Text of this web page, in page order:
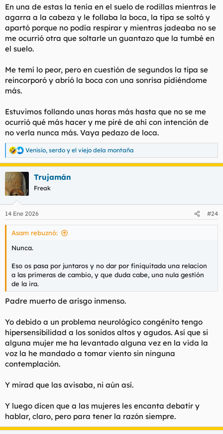
En una de estas la tenía en el suelo de rodillas mientras le
agarra a la cabeza y le follaba la boca, la tipa se soltó y
apartó porque no podía respirar y mientras jadeaba no se
me ocurrió otra que soltarle un guantazo que la tumbé en
el suelo.
Me temí lo peor, pero en cuestión de segundos la tipa se
reincorporó y abrió la boca con una sonrisa pidiéndome
más.
Estuvimos follando unas horas más hasta que no se me
ocurrió qué más hacer y me piré de ahí con intención de
no verla nunca más. Vaya pedazo de loca.
R
e
a
c
c
i
e
s
Venisio, serdo y el viejo dela montaña
Trujamán
Freak
14 Ene 2026 #24
Asam rebuznó:
Nunca.
Eso os pasa por juntaros y no dar por finiquitada una relacion
a las primeras de cambio, y que duda cabe, una nula gestión
de la ira.
Padre muerto de arisgo inmenso.
Yo debido a un problema neurológico congénito tengo
hipersensibilidad a los sonidos altos y agudos. Así que si
alguna mujer me ha levantado alguna vez en la vida la
voz la he mandado a tomar viento sin ninguna
contemplación.
Y mirad que las avisaba, ni aún así.
Y luego dicen que a las mujeres les encanta debatir y
hablar, claro, pero para tener la razón siempre.